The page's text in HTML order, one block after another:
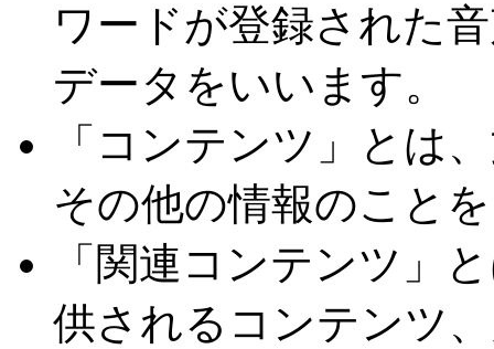
ワードが登録された
データをいいます。
「コンテンツ」とは
その他の情報のこと
「関連コンテンツ」
供されるコンテンツ